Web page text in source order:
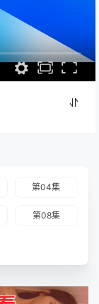
第04集
第08集